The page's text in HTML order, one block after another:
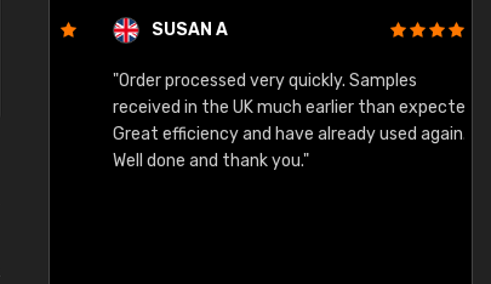
SUSAN A
"Order processed very quickly. Samples
received in the UK much earlier than expected.
Great efficiency and have already used again.
Well done and thank you."